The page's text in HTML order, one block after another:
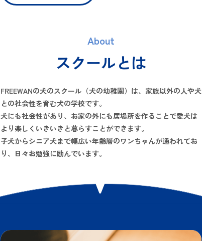
About
スクールとは
FREEWANの犬のスクール（犬の幼稚園）は、家族以外の人や犬
との社会性を育む犬の学校です。
犬にも社会性があり、お家の外にも居場所を作ることで愛犬は
より楽しくいきいきと暮らすことができます。
子犬からシニア犬まで幅広い年齢層のワンちゃんが通われてお
り、日々お勉強に励んでいます。